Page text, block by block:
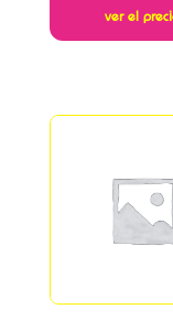
ver el